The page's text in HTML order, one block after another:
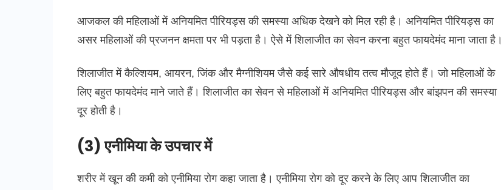
आजकल की महिलाओं में अनियमित पीरियड्स की समस्या अधिक देखने को मिल रही है। अनियमित पीरियड्स का
असर महिलाओं की प्रजनन क्षमता पर भी पड़ता है। ऐसे में शिलाजीत का सेवन करना बहुत फायदेमंद माना जाता है।
शिलाजीत में कैल्शियम, आयरन, जिंक और मैग्नीशियम जैसे कई सारे औषधीय तत्व मौजूद होते हैं। जो महिलाओं के
लिए बहुत फायदेमंद माने जाते हैं। शिलाजीत का सेवन से महिलाओं में अनियमित पीरियड्स और बांझपन की समस्या
दूर होती है।
(3) एनीमिया के उपचार में
शरीर में खून की कमी को एनीमिया रोग कहा जाता है। एनीमिया रोग को दूर करने के लिए आप शिलाजीत का